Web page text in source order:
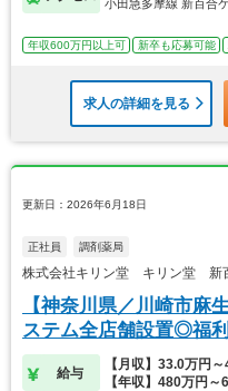
小田急多摩線 新百合
年収600万円以上可 新卒も応募可能
求人の詳細を見る
更新日：2026年6月18日
正社員 調剤薬局
株式会社キリン堂 キリン堂 新
【神奈川県／川崎市
ステム全店舗設置◎福
給与
【月収】33.0万円
【年収】480万円～